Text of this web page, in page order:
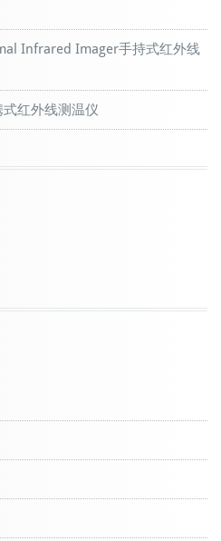
Infrared Imager手持式红外线
红外线测温仪